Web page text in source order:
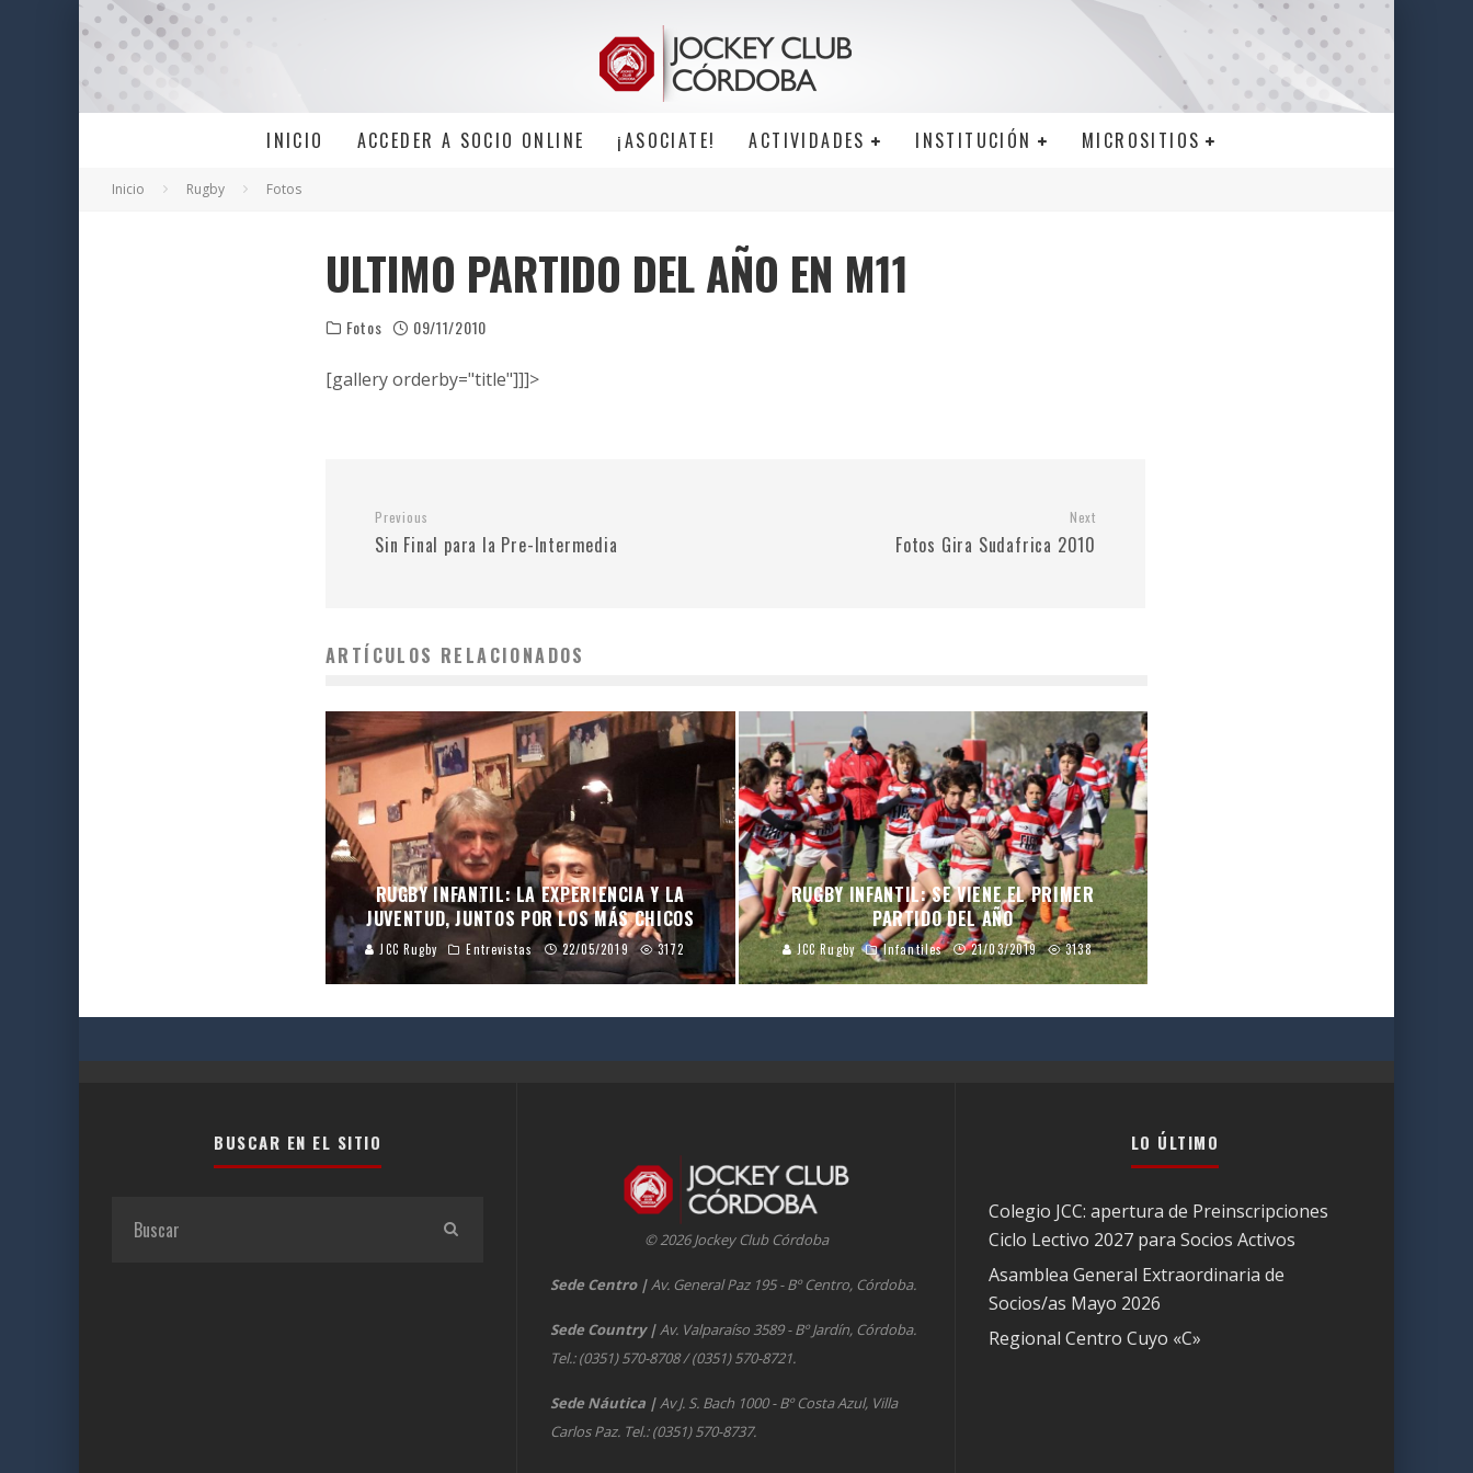
INICIO ACCEDER A SOCIO ONLINE ¡ASOCIATE! ACTIVIDADES INSTITUCIÓN MICROSITIOS
Inicio Rugby Fotos
ULTIMO PARTIDO DEL AÑO EN M11
Fotos 09/11/2010
[gallery orderby="title"]]]>
Previous
Sin Final para la Pre-Intermedia
Next
Fotos Gira Sudafrica 2010
ARTÍCULOS RELACIONADOS
RUGBY INFANTIL: LA EXPERIENCIA Y LA
JUVENTUD, JUNTOS POR LOS MÁS CHICOS
JCC Rugby Entrevistas 22/05/2019 3172
RUGBY INFANTIL: SE VIENE EL PRIMER
PARTIDO DEL AÑO
JCC Rugby Infantiles 21/03/2019 3138
BUSCAR EN EL SITIO
© 2026 Jockey Club Córdoba
Sede Centro |Av. General Paz 195 - Bº Centro, Córdoba.
Sede Country |Av. Valparaíso 3589 - Bº Jardín, Córdoba.
Tel.: (0351) 570-8708 / (0351) 570-8721.
Sede Náutica |Av J. S. Bach 1000 - Bº Costa Azul, Villa
Carlos Paz. Tel.: (0351) 570-8737.
LO ÚLTIMO
Colegio JCC: apertura de Preinscripciones
Ciclo Lectivo 2027 para Socios Activos
Asamblea General Extraordinaria de
Socios/as Mayo 2026
Regional Centro Cuyo «C»